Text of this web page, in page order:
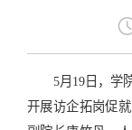
5月19日，学
开展访企拓岗促